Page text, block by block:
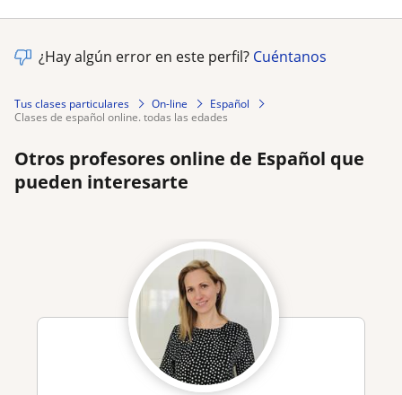
¿Hay algún error en este perfil? Cuéntanos
Tus clases particulares On-line
Español
clases de español online. todas las edades
Otros profesores online de Español que
pueden interesarte